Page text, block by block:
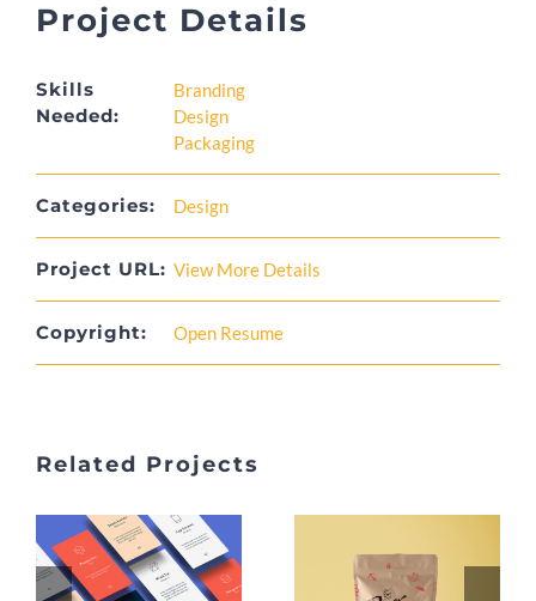
Project Details
Skills
Needed:
Branding
Design
Packaging
Categories: Design
Project URL: View More Details
Copyright: Open Resume
Related Projects